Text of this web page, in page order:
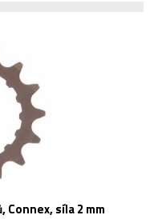
síla 2 mm